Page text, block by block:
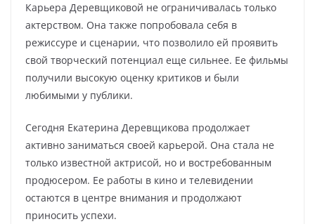
Карьера Деревщиковой не ограничивалась только
актерством. Она также попробовала себя в
режиссуре и сценарии, что позволило ей проявить
свой творческий потенциал еще сильнее. Ее фильмы
получили высокую оценку критиков и были
любимыми у публики.
Сегодня Екатерина Деревщикова продолжает
активно заниматься своей карьерой. Она стала не
только известной актрисой, но и востребованным
продюсером. Ее работы в кино и телевидении
остаются в центре внимания и продолжают
приносить успехи.